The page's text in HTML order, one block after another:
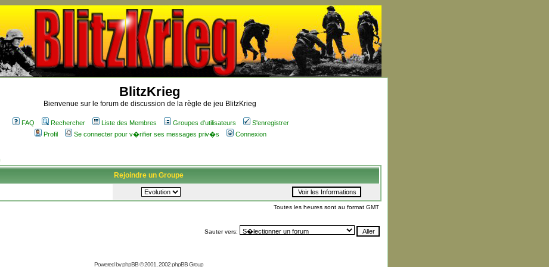
BlitzKrieg
Bienvenue sur le forum de discussion de la règle de jeu BlitzKrieg
FAQ Rechercher Liste des Membres Groupes d'utilisateurs
S'enregistrer
Profil
Se connecter pour v�rifier ses messages priv�s Connexion
Rejoindre un Groupe
Toutes les heures sont au format GMT
Sauter vers:
Powered byphpBB© 2001, 2002 phpBB Group